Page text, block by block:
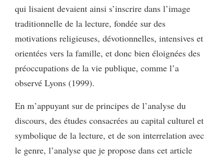
qui lisaient devaient ainsi s’inscrire dans l’image
traditionnelle de la lecture, fondée sur des
motivations religieuses, dévotionnelles, intensives et
orientées vers la famille, et donc bien éloignées des
préoccupations de la vie publique, comme l’a
observé Lyons (1999).
En m’appuyant sur de principes de l’analyse du
discours, des études consacrées au capital culturel et
symbolique de la lecture, et de son interrelation avec
le genre, l’analyse que je propose dans cet article